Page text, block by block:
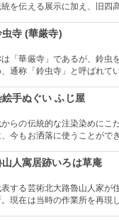
を伝える展示に加え、旧四
かりの文学者の資料を展示す
されている。
虫寺 (華厳寺)
「華厳寺」であるが、鈴虫
通称「鈴虫寺」と呼ばれて
蔵」、僧侶による参拝者への
である。
絵手ぬぐい ふじ屋
らの伝統的な注染染めにこ
、今もお洒落に使うことがで
も各種扱っています。
山人寓居跡いろは草庵
表する芸術北大路魯山人家が
現在は当時の作業所を再現